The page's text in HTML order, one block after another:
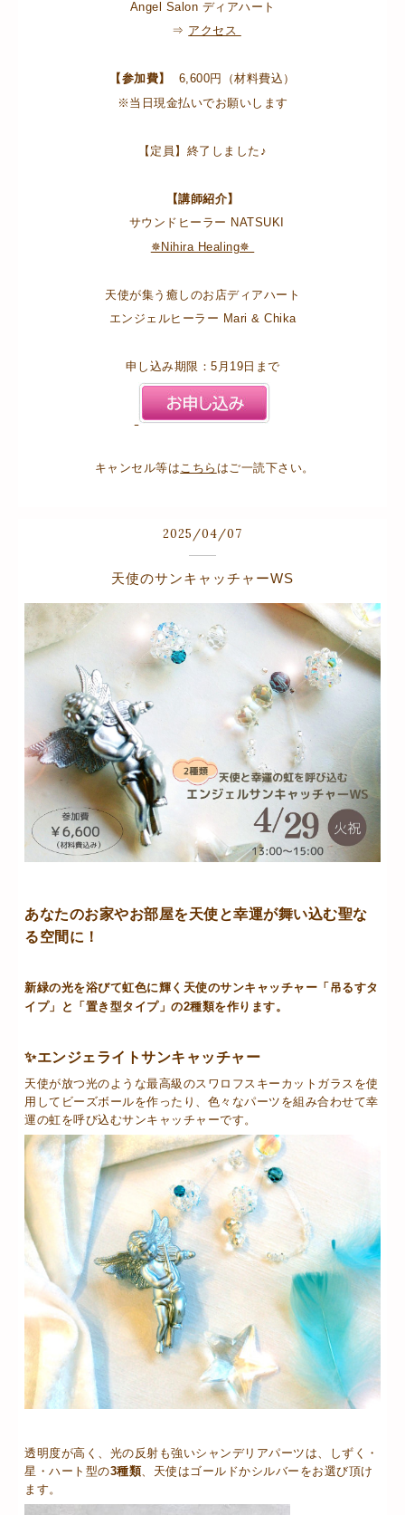
Angel Salon ディアハート
⇒ アクセス
【参加費】
6,600円（材料費込）
※当日現金払いでお願いします
【定員】終了しました♪
【講師紹介】
サウンドヒーラー NATSUKI
✵Nihira Healing✵
天使が集う癒しのお店ディアハート
エンジェルヒーラー Mari & Chika
申し込み期限：5月19日まで
キャンセル等は こちら はご一読下さい。
2025 /04/07
天使のサンキャッチャーWS
あなたのお家やお部屋を天使と幸運が舞い込む聖な
る空間に！
新緑の光を浴びて虹色に輝く天使のサンキャッチャー「吊るすタ
イプ」と「置き型タイプ」の2種類を作ります。
✨エンジェライトサンキャッチャー
天使が放つ光のような最高級のスワロフスキーカットガラスを使
用してビーズボールを作ったり、色々なパーツを組み合わせて幸
運の虹を呼び込むサンキャッチャーです。
透明度が高く、光の反射も強いシャンデリアパーツは、しずく・
星・ハート型の3種類、天使はゴールドかシルバーをお選び頂け
ます。